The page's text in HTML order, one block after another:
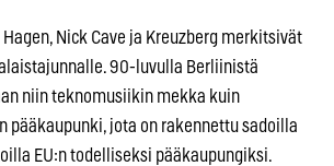
Nick Cave ja Kreuzberg merkitsivät
90-luvulla Berliinistä
niin teknomusiikin mekka kuin
pääkaupunki, jota on rakennettu sadoilla
EU:n todelliseksi pääkaupungiksi.